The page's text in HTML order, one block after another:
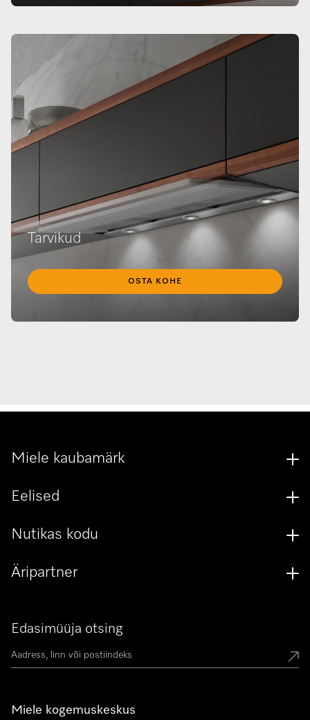
Tarvikud
OSTA KOHE
Edasimüüja otsing
Miele kogemuskeskus
Miele kaubamärk
Eelised
Nutikas kodu
Äripartner